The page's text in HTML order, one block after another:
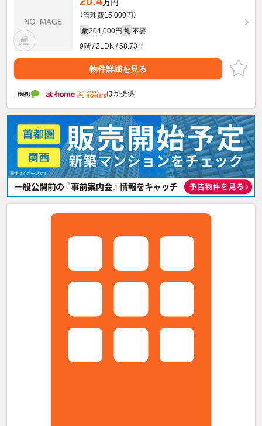
万円
（管理費15,000円）
敷 204,000円 礼 不要
9階 / 2LDK / 58.73㎡
物件詳細を見る
ほか提供